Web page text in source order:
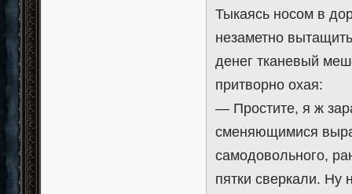
Тыкаясь носом в
незаметно
денег тканевый
притворно охая:
— Простите, я ж
сменяющимися
самодовольного,
пятки сверкали. Ну